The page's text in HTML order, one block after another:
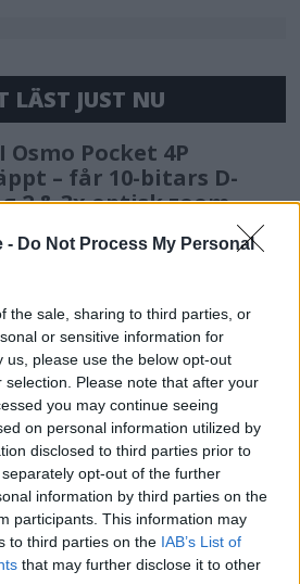
- Do Not Process My Personal
the sale, sharing to third parties, or
or sensitive information for
us, please use the below opt-out
Please note that after your
you may continue seeing
on personal information utilized by
disclosed to third parties prior to
opt-out of the further
information by third parties on the
participants. This information may
to third parties on the IAB’s List of
that may further disclose it to other
LÄST JUST NU
Osmo Pocket 4P
– får 10-bitars D-
2 & 3x optisk zoom
– kan vara värt
miljarder kronor
Foto – Sveriges nya
till Göteborg,
& Stockholm
FE 100-400mm F5,6-8